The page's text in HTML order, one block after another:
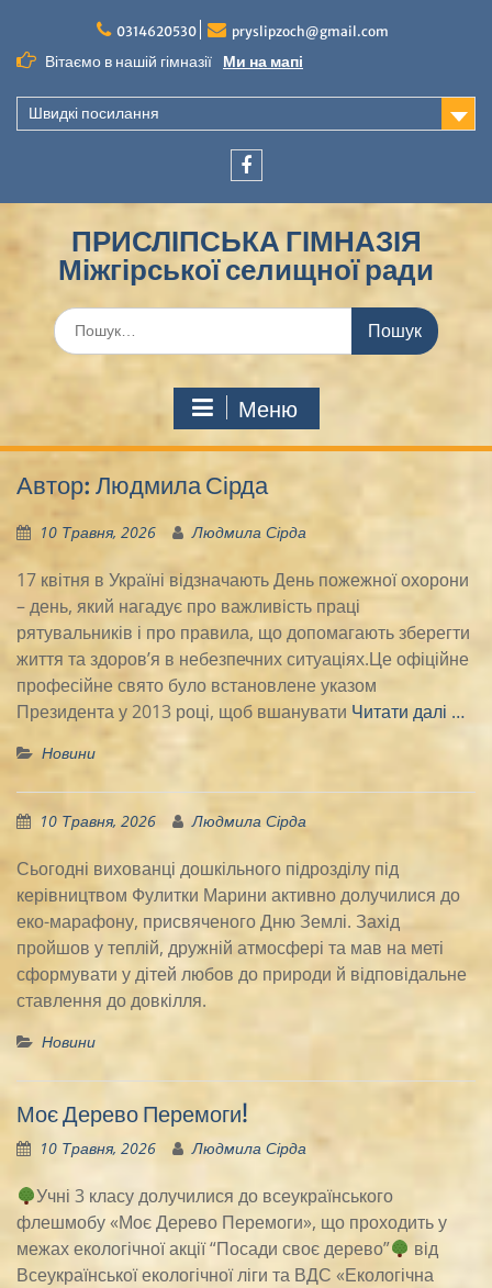
вмісту
0314620530 pryslipzoch@gmail.com
Вітаємо в нашій гімназії Ми на мапі
Швидкі посилання
ПРИСЛІПСЬКА ГІМНАЗІЯ
Міжгірської селищної ради
Шукати:
Меню
Автор: Людмила Сірда
10 Травня, 2026 Людмила Сірда
17 квітня в Україні відзначають День пожежної охорони
– день, який нагадує про важливість праці
рятувальників і про правила, що допомагають зберегти
життя та здоров’я в небезпечних ситуаціях.Це офіційне
професійне свято було встановлене указом
Президента у 2013 році, щоб вшанувати Читати далі …
Новини
10 Травня, 2026 Людмила Сірда
Сьогодні вихованці дошкільного підрозділу під
керівництвом Фулитки Марини активно долучилися до
еко-марафону, присвяченого Дню Землі. Захід
пройшов у теплій, дружній атмосфері та мав на меті
сформувати у дітей любов до природи й відповідальне
ставлення до довкілля.
Новини
Моє Дерево Перемоги!
10 Травня, 2026 Людмила Сірда
Учні 3 класу долучилися до всеукраїнського
флешмобу «Моє Дерево Перемоги», що проходить у
межах екологічної акції “Посади своє дерево”
від
Всеукраїнської екологічної ліги та ВДС «Екологічна